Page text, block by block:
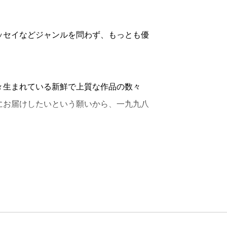
イなどジャンルを問わず、もっとも優
まれている新鮮で上質な作品の数々
届けしたいという願いから、一九九八